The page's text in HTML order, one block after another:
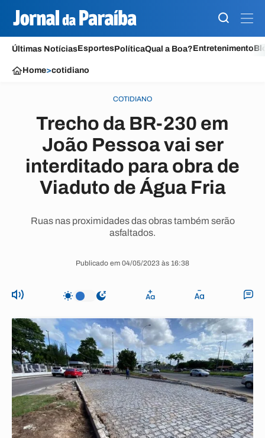
Últimas NotíciasEsportesPolíticaQual a Boa?Entretenimento
Home>cotidiano
COTIDIANO
Trecho da BR-230 em
João Pessoa vai ser
interditado para obra de
Viaduto de Água Fria
Ruas nas proximidades das obras também serão
asfaltados.
Publicado em 04/05/2023 às 16:38